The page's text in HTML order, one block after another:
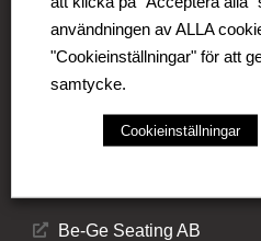
Be-Ge Component Division
Division.
Be-Ge Seating AB
användningen av ALLA
"Cookieinställningar" för att
samtycke.
Cookieinställningar